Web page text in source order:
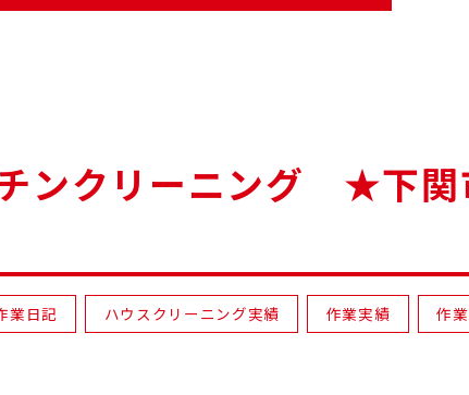
ンクリーニング ★下関
業日記 ハウスクリーニング実績 作業実績 作